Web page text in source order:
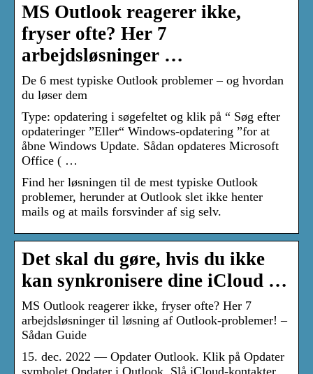
MS Outlook reagerer ikke,
fryser ofte? Her 7
arbejdsløsninger …
De 6 mest typiske Outlook problemer – og hvordan
du løser dem
Type: opdatering i søgefeltet og klik på “ Søg efter
opdateringer ”Eller“ Windows-opdatering ”for at
åbne Windows Update. Sådan opdateres Microsoft
Office ( …
Find her løsningen til de mest typiske Outlook
problemer, herunder at Outlook slet ikke henter
mails og at mails forsvinder af sig selv.
Det skal du gøre, hvis du ikke
kan synkronisere dine iCloud …
MS Outlook reagerer ikke, fryser ofte? Her 7
arbejdsløsninger til løsning af Outlook-problemer! –
Sådan Guide
15. dec. 2022 — Opdater Outlook. Klik på Opdater
symbolet Opdater i Outlook. Slå iCloud-kontakter